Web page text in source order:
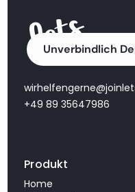
Unverbindlich
+49 89 35647986
Produkt
Home